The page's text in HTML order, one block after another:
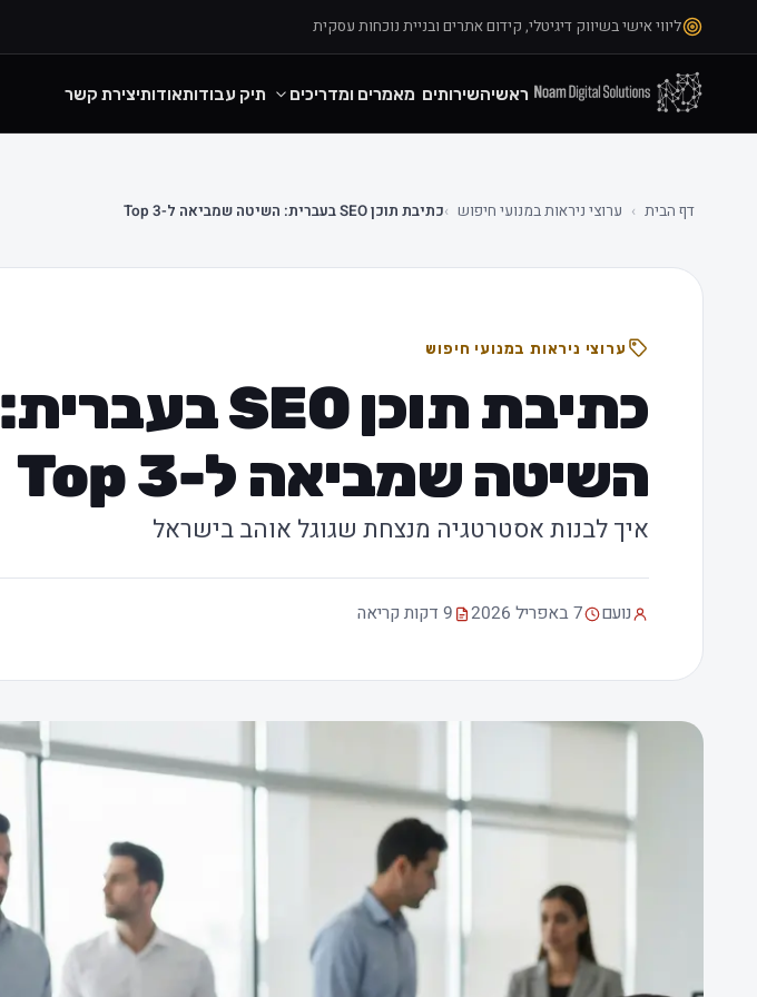
ליווי אישי בשיווק דיגיטלי, קידום אתרים ובניית נוכחות עסקית
ראשיהשירותים מאמרים ומדריכים תיק עבודותאודותיצירת קשר
דף הבית › ערוצי ניראות במנועי חיפוש ›כתיבת תוכן SEO בעברית: השיטה שמביאה ל-Top 3
ערוצי ניראות במנועי חיפוש
כתיבת תוכן SEO בעברית:
השיטה שמביאה ל-Top 3
איך לבנות אסטרטגיה מנצחת שגוגל אוהב בישראל
נועם 7 באפריל 2026 9 דקות קריאה